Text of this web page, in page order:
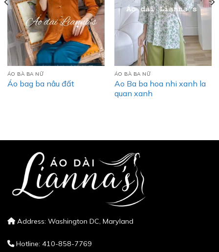
ÁO BÀ BA NỮ
Áo bag ba nâu đất
ÁO BÀ BA NỮ
Ao Ba ba hoa nhi xanh la
quan xanh
Address: Washington DC, Maryland
Hotline: 410-858-7769